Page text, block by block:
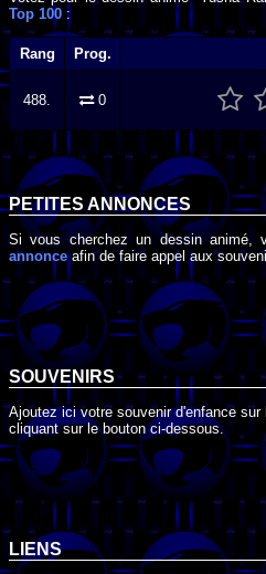
Top 100 :
Rang Prog.
488. 0
PETITES ANNONCES
Si vous cherchez un dessin animé,
annonceafin de faire appel aux
SOUVENIRS
Ajoutez ici votre souvenir d'enfance
cliquant sur le bouton ci-dessous.
LIENS